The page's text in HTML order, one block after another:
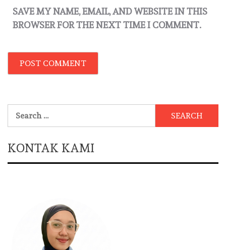
SAVE MY NAME, EMAIL, AND WEBSITE IN THIS
BROWSER FOR THE NEXT TIME I COMMENT.
for:
KONTAK KAMI